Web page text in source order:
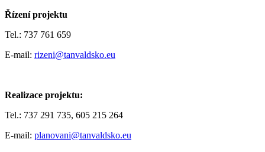
Řízení projektu
Tel.: 737 761 659
E-mail: rizeni@tanvaldsko.eu
Realizace projektu:
Tel.: 737 291 735, 605 215 264
E-mail: planovani@tanvaldsko.eu